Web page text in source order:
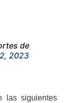
de
2023
las siguientes